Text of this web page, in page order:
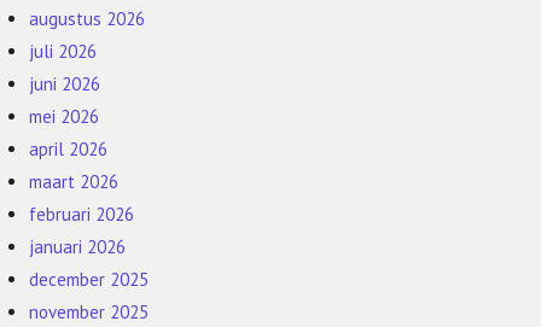
augustus 2026
juli 2026
juni 2026
mei 2026
april 2026
maart 2026
februari 2026
januari 2026
december 2025
november 2025